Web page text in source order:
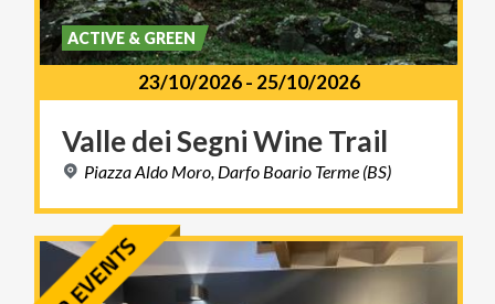
23/10/2026- 25/10/2026
ValledeiSegniWineTrail
PiazzaAldo Moro, Darfo Boario Terme (BS)
ACTIVE & GREEN